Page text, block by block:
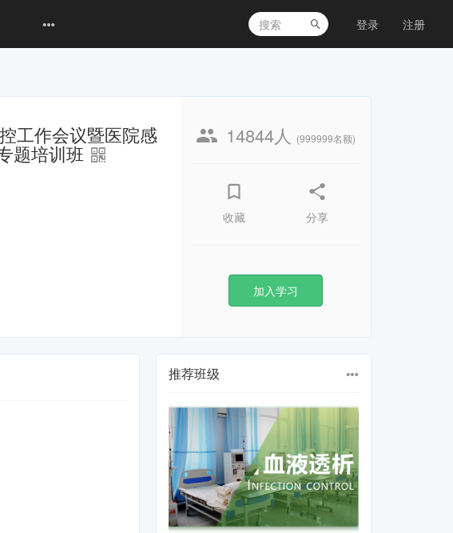
登录 注册
工作会议暨医院感
题培训班
14844人 (999999名额)
收藏 分享
加入学习
推荐班级